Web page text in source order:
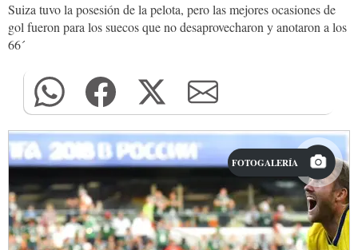
Suiza tuvo la posesión de la pelota, pero las mejores ocasiones de
gol fueron para los suecos que no desaprovecharon y anotaron a los
66´
FOTOGALERÍA